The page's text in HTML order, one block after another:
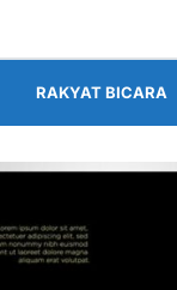
RAKYAT BICARA